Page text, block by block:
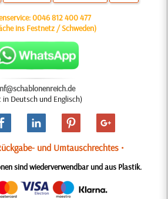
0046 812 400 477
ins Festnetz / Schweden)
in Deutsch und Englisch)
und Umtauschrechtes •
sind wiederverwendbar und aus Plastik.